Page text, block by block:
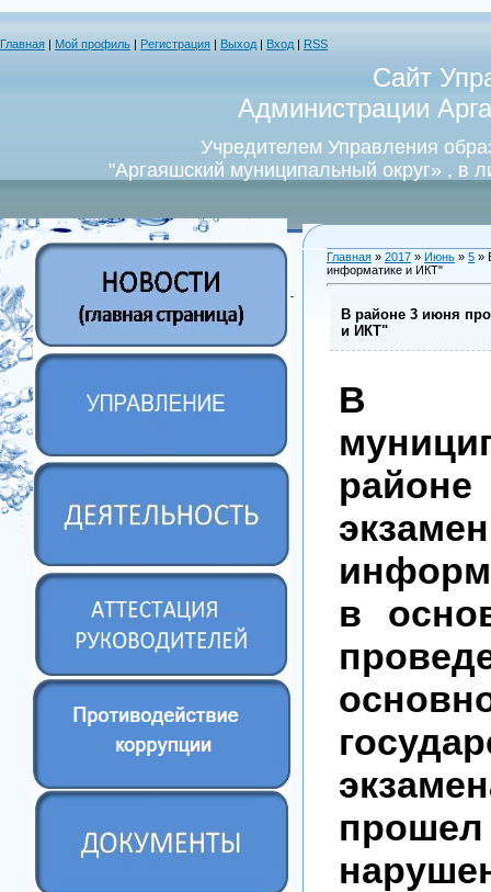
Главная Мой профиль Регистрация Выход Вход RSS
Сайт
Администрации
Учредителем Управления
"Аргаяшский муниципальный округ» , в
Главная » 2017 » Июнь » 5 »
информатике и ИКТ"
В районе 3 июня
и ИКТ"
В
в